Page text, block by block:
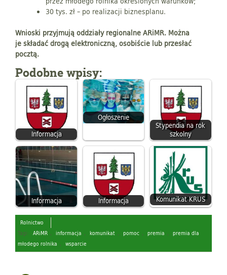
30 tys. zł – po realizacji biznesplanu.
Wnioski przyjmują oddziały regionalne ARiMR. Można
je składać drogą elektroniczną, osobiście lub przesłać
pocztą.
Podobne wpisy:
Informacja
Ogłoszenie
Stypendia na rok
szkolny
Informacja Informacja Komunikat KRUS
Rolnictwo
Tagi:
ARiMR , informacja , komunikat , pomoc , premia ,
premia dla
młodego rolnika , wsparcie